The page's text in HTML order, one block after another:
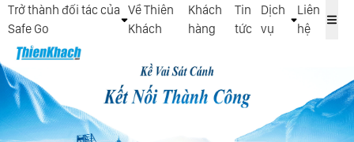
Trở thành đối tác của
Safe Go
Về Thiên
Khách
Khách
hàng
Tin
tức
Dịch
vụ
Liên
hệ